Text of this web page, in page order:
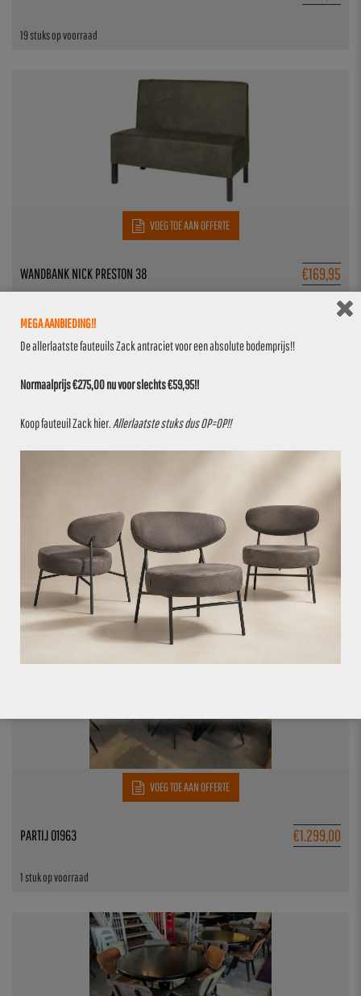
19 stuks op voorraad
VOEG TOE AAN OFFERTE
€169,95
32 stuks op voorraad
WANDBANK NICK PRESTON 38
€749,95
PARTIJ 01904
VOEG TOE AAN OFFERTE
€1.299,00
1 stuk op voorraad
PARTIJ 01963
MEGA AANBIEDING!!
De allerlaatste fauteuils Zack antraciet voor een absolute bodemprijs!!
Normaalprijs €275,00 nu voor slechts €59,95!!
Koop fauteuil Zackhier Allerlaatste stuks dus OP=OP!!